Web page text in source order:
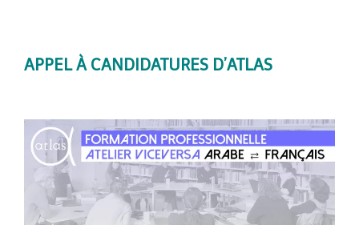
APPEL À CANDIDATURES D’ATLAS